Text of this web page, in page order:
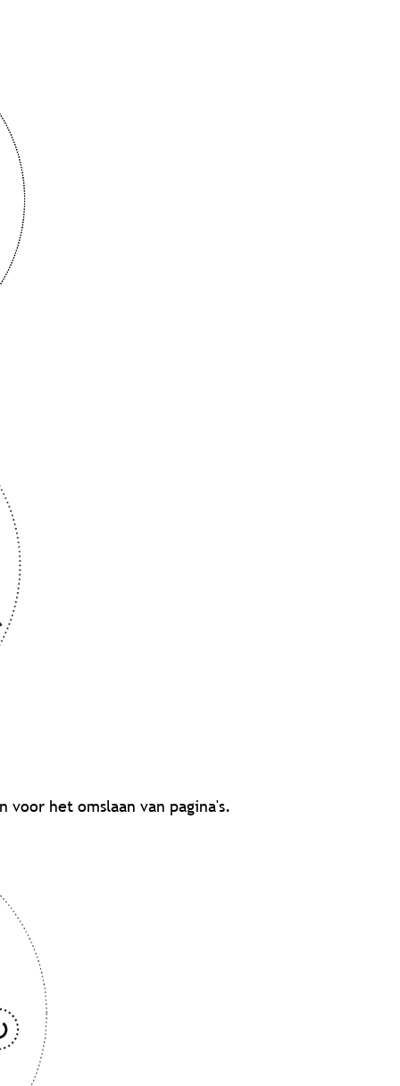
voor het omslaan van pagina's.